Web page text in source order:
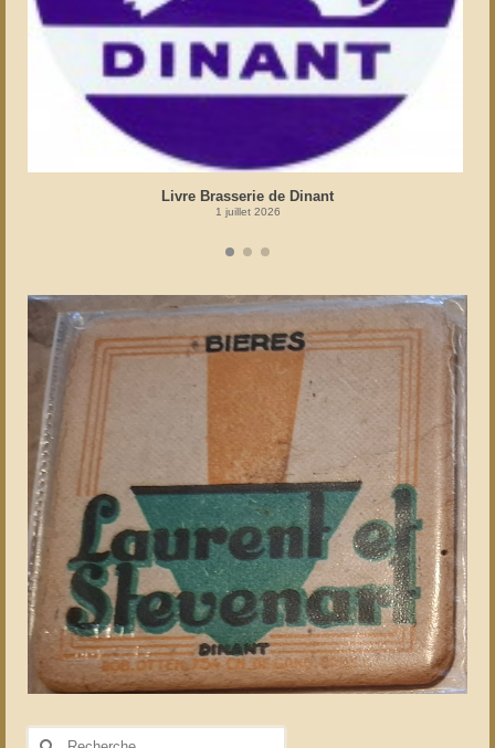
Livre Brasserie de Dinant
1 juillet 2026
Rechercher